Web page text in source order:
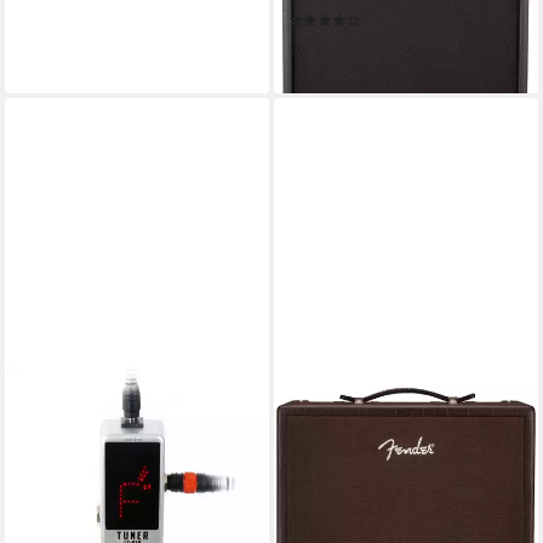
ab 199,80 €
lieferbar - in 3-4 Werktagen bei dir